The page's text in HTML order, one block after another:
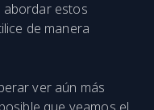
abordar estos
de manera
ver aún más